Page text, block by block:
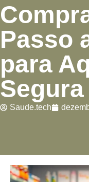
Passo
para
Segura
Saude.tech